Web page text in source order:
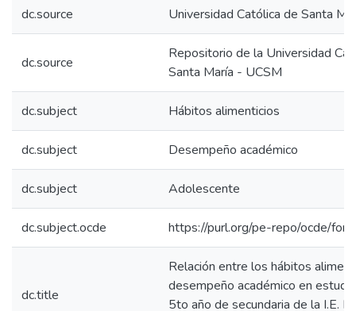
dc.source Universidad Católica de Santa
dc.source
Repositorio de la Universidad
Santa María - UCSM
dc.subject Hábitos alimenticios
dc.subject Desempeño académico
dc.subject Adolescente
dc.subject.ocde https://purl.org/pe-repo/ocde/
dc.title
Relación entre los hábitos
desempeño académico en
5to año de secundaria de la I.E.